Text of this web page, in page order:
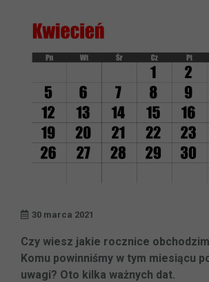
30 marca 2021
Czy wiesz jakie rocznice
Komu powinniśmy w tym miesiącu
uwagi? Oto kilka ważnych dat.